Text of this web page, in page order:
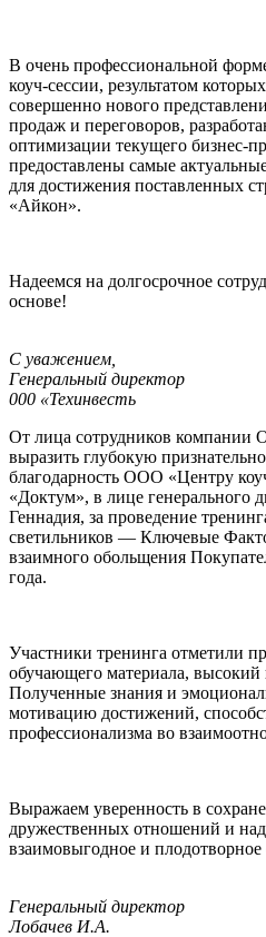
В очень профессиональной
коуч-сессии, результатом
совершенно нового
продаж и переговоров,
оптимизации текущего бизнес-
предоставлены самые
для достижения поставленных
«Айкон».
Надеемся на долгосрочное
основе!
С уважением,
Генеральный директор
000 «Техинвесть
От лица сотрудников компании
выразить глубокую
благодарность ООО «Центру
«Доктум», в лице генерального
Геннадия, за проведение
светильников — Ключевые
взаимного обольщения
года.
Участники тренинга отметили
обучающего материала, высокий
Полученные знания и
мотивацию достижений,
профессионализма во
Выражаем уверенность в
дружественных отношений и
взаимовыгодное и плодотворное
Генеральный директор
Лобачев И.А.